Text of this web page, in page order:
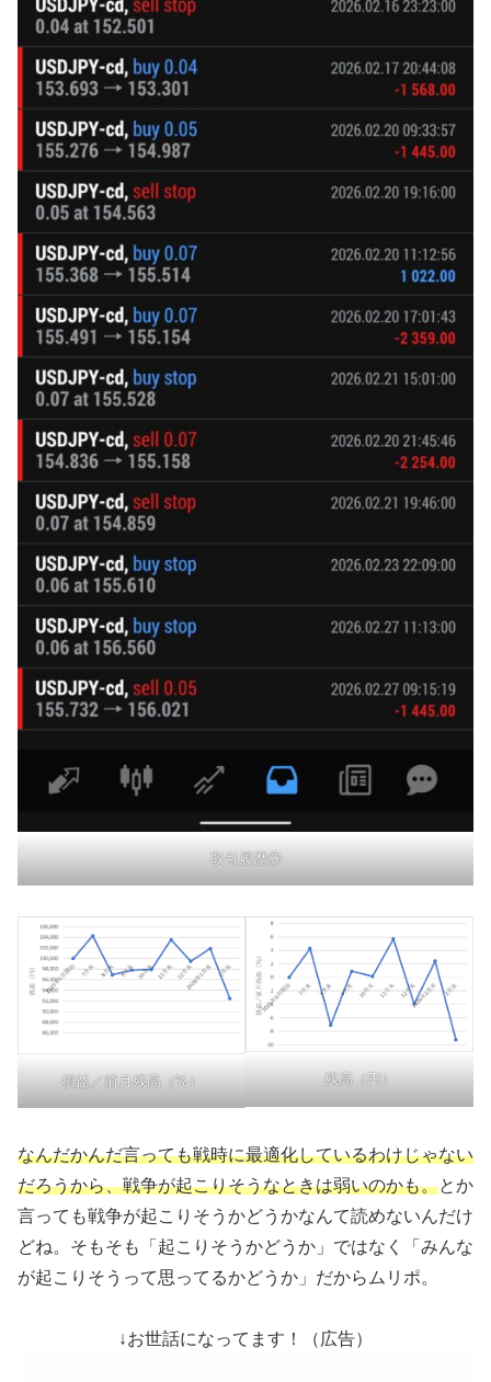
取引履歴③
損益／前月残高（%） 残高（円）
なんだかんだ言っても戦時に最適化しているわけじゃない
だろうから、戦争が起こりそうなときは弱いのかも。とか
言っても戦争が起こりそうかどうかなんて読めないんだけ
どね。そもそも「起こりそうかどうか」ではなく「みんな
が起こりそうって思ってるかどうか」だからムリポ。
↓お世話になってます！（広告）